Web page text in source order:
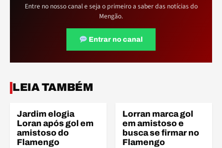
Entre no nosso canal e seja o primeiro a saber das notícias do
Mengão.
Entrar no canal
LEIA TAMBÉM
AMISTOSOS
Jardim elogia
Loran após gol em
amistoso do
Flamengo
AMISTOSOS
Lorran marca gol
em amistoso e
busca se firmar no
Flamengo